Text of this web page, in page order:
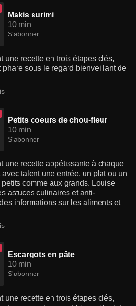
Makis surimi
10 min
S'abonner
une recette en trois étapes clés,
phare sous le regard bienveillant de
Petits coeurs de chou-fleur
10 min
S'abonner
une recette appétissante à chaque
talent une entrée, un plat ou un
comme aux grands. Louise
astuces culinaires et anti-
informations sur les aliments et
Escargots en pâte
10 min
S'abonner
une recette en trois étapes clés,